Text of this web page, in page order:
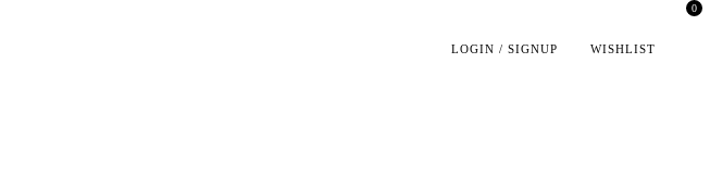
0
WISHLIST
LOGIN / SIGNUP